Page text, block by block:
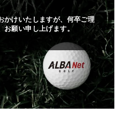
かけいたしますが、何卒ご理
お願い申し上げます。